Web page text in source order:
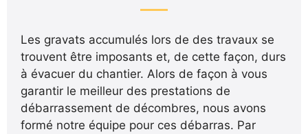
Les gravats accumulés lors de des travaux se
trouvent être imposants et, de cette façon, durs
à évacuer du chantier. Alors de façon à vous
garantir le meilleur des prestations de
débarrassement de décombres, nous avons
formé notre équipe pour ces débarras. Par